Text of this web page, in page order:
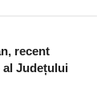
recent
al Județului